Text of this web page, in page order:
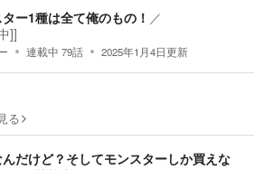
ー1種は全て俺のもの！ ／
]]
連載中 79話 2025年1月4日更新
る
だけど？そしてモンスターしか買えな